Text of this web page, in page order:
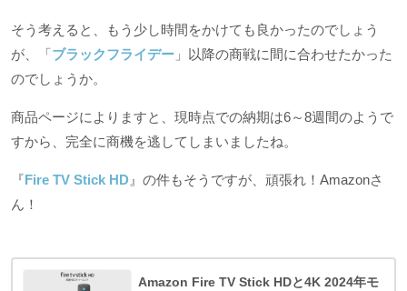
そう考えると、もう少し時間をかけても良かったのでしょう
が、「ブラックフライデー 」以降の商戦に間に合わせたかった
のでしょうか。
商品ページによりますと、現時点での納期は6～8週間のようで
すから、完全に商機を逃してしまいましたね。
『Fire TV Stick HD 』の件もそうですが、頑張れ！Amazonさ
ん！
Amazon Fire TV Stick HDと4K 2024年モ